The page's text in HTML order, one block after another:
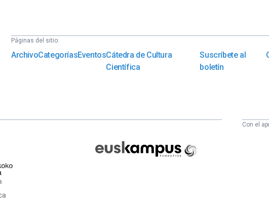
Páginas del sitio:
ArchivoCategoríasEventosCátedra de Cultura
Científica
Suscríbete al
boletín
Fundazioa
Con el